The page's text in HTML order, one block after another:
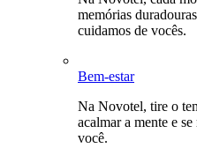
memórias
cuidamos de vocês.
Bem-estar
Na Novotel, tire o
acalmar a mente e
você.